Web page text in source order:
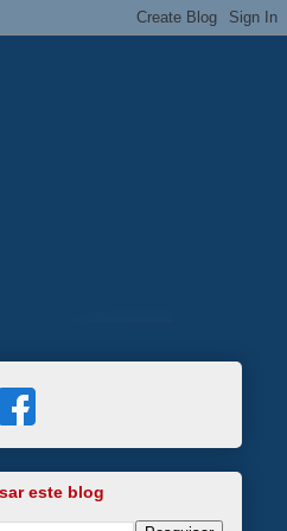
este blog